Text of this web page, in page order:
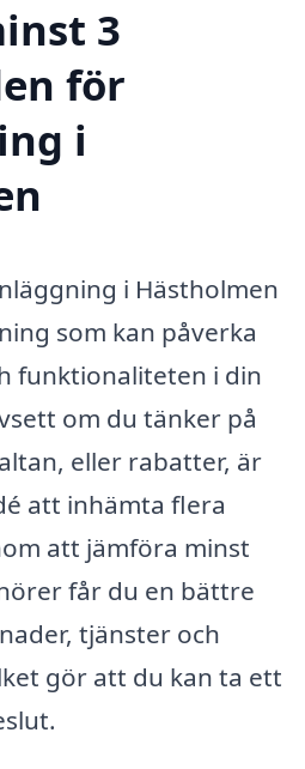
3
för
i
i Hästholmen
som kan påverka
funktionaliteten i din
om du tänker på
eller rabatter, är
att inhämta flera
att jämföra minst
får du en bättre
tjänster och
gör att du kan ta ett